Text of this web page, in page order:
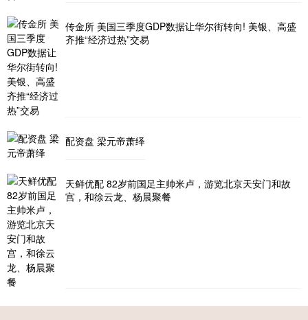
传金所 美国三季度GDP数据让华尔街转向! 美银、高盛
齐推“经济过热”交易
配资盘 梁元帝萧绎
天鲜优配 82岁前国足主帅米卢，游览北京天安门和故
宫，和徐云龙、杨晨聚餐